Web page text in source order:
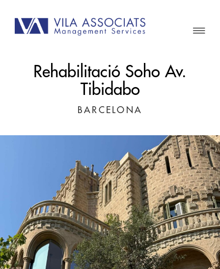
Rehabilitació Soho Av.
Tibidabo
BARCELONA